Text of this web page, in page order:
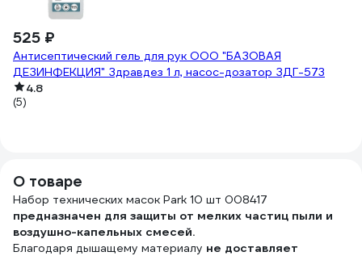
525 ₽
Антисептический гель для рук ООО "БАЗОВАЯ
ДЕЗИНФЕКЦИЯ" Здравдез 1 л, насос-дозатор ЗДГ-573
4.8
(5)
О товаре
Набор технических масок Park 10 шт 008417
предназначен для защиты от мелких частиц пыли и
воздушно-капельных смесей.
Благодаря дышащему материалу не доставляет